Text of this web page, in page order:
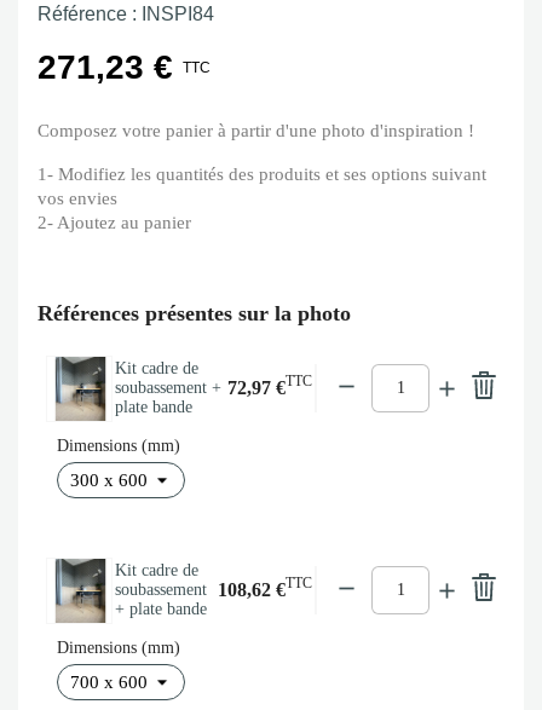
Référence : INSPI84
271,23 € TTC
Composez votre panier à partir d'une photo d'inspiration !
1- Modifiez les quantités des produits et ses options suivant
vos envies
2- Ajoutez au panier
Références présentes sur la photo
Kit cadre de
soubassement +
plate bande
72,97 €TTC
Dimensions (mm)
Kit cadre de
soubassement
+ plate bande
108,62 €TTC
Dimensions (mm)